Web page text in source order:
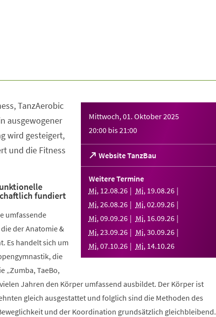
Mittwoch, 01. Oktober 2025
20:00 bis21:00
Website TanzBau
(Öffnet
in
einem
neuen
Tab)
Weitere Termine
Mi, 12.08.26 Mi, 19.08.26
Mi,26.08.26 Mi,02.09.26
Mi,09.09.26 Mi, 16.09.26
Mi,23.09.26 Mi,30.09.26
Mi,07.10.26 Mi, 14.10.26
TanzAerobic
ausgewogener
wird gesteigert,
und die Fitness
fundiert
umfassende
der Anatomie &
Es handelt sich um
die
„Zumba, TaeBo,
Jahren den Körper umfassend ausbildet. Der Körper ist
gleich ausgestattet und folglich sind die Methoden des
und der Koordination grundsätzlich gleichbleibend.